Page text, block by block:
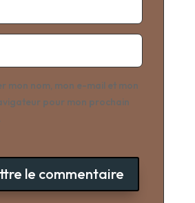
mon nom, mon e-mail et mon
pour mon prochain
le commentaire